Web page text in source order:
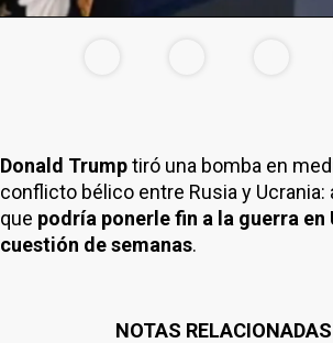
Donald Trumptiró una bomba en
conflicto bélico entre Rusia y Ucrania:
que podría ponerle fin a la guerra en
cuestión de semanas.
NOTAS RELACIONADAS